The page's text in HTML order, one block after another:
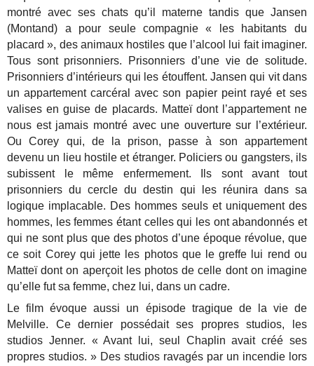
montré avec ses chats qu’il materne tandis que Jansen
(Montand) a pour seule compagnie « les habitants du
placard », des animaux hostiles que l’alcool lui fait imaginer.
Tous sont prisonniers. Prisonniers d’une vie de solitude.
Prisonniers d’intérieurs qui les étouffent. Jansen qui vit dans
un appartement carcéral avec son papier peint rayé et ses
valises en guise de placards. Matteï dont l’appartement ne
nous est jamais montré avec une ouverture sur l’extérieur.
Ou Corey qui, de la prison, passe à son appartement
devenu un lieu hostile et étranger. Policiers ou gangsters, ils
subissent le même enfermement. Ils sont avant tout
prisonniers du cercle du destin qui les réunira dans sa
logique implacable. Des hommes seuls et uniquement des
hommes, les femmes étant celles qui les ont abandonnés et
qui ne sont plus que des photos d’une époque révolue, que
ce soit Corey qui jette les photos que le greffe lui rend ou
Matteï dont on aperçoit les photos de celle dont on imagine
qu’elle fut sa femme, chez lui, dans un cadre.
Le film évoque aussi un épisode tragique de la vie de
Melville. Ce dernier possédait ses propres studios, les
studios Jenner. « Avant lui, seul Chaplin avait créé ses
propres studios. » Des studios ravagés par un incendie lors